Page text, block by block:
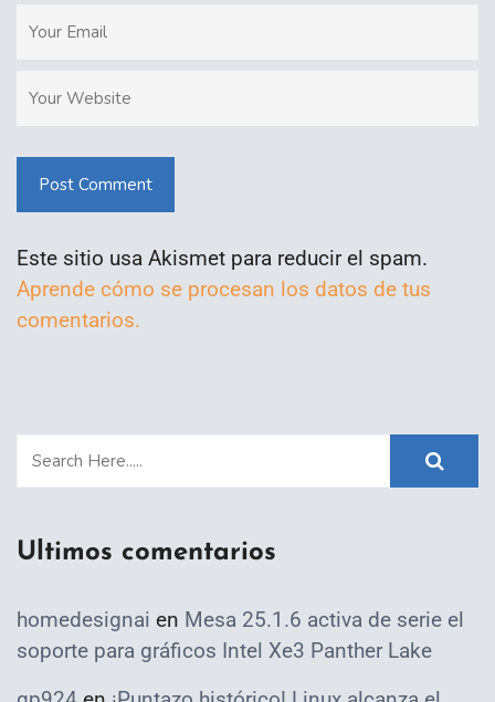
Post Comment
Este sitio usa Akismet para reducir el spam.
Aprende cómo se procesan los datos de tus
comentarios.
Ultimos comentarios
homedesignai en Mesa 25.1.6 activa de serie el
soporte para gráficos Intel Xe3 Panther Lake